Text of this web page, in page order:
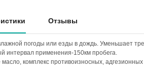
Отзывы
погоды или езды в дождь. Уменьшает
интервал применения-150км пробега.
масло, комплекс противоизносных,